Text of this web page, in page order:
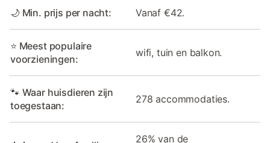
🌙 Min. prijs per nacht: Vanaf €42.
⭐ Meest populaire
voorzieningen:
wifi, tuin en balkon.
🐾 Waar huisdieren zijn
toegestaan:
278 accommodaties.
26% van de